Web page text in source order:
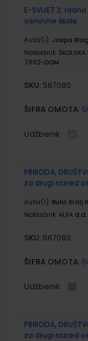
E-SVIJET 2;
osnovne škole
Autor(i): Josipa
Nakladnik:
7002-DOM
SKU: 567080
ŠIFRA OMOTA:
Udžbenik
PRIRODA,
za drugi razred
Autor(i): Bulić Kralj
Nakladnik: ALFA d.d.
SKU: 567083
ŠIFRA OMOTA:
Udžbenik
PRIRODA,
za drugi razred